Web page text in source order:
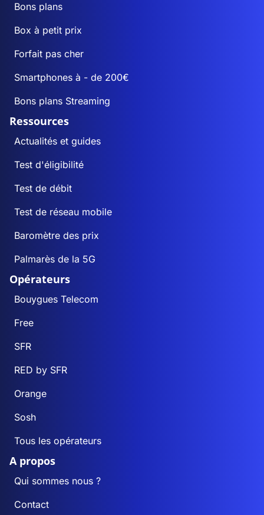
Bons plans
Box à petit prix
Forfait pas cher
Smartphones à - de 200€
Bons plans Streaming
Ressources
Actualités et guides
Test d'éligibilité
Test de débit
Test de réseau mobile
Baromètre des prix
Palmarès de la 5G
Opérateurs
Bouygues Telecom
Free
SFR
RED by SFR
Orange
Sosh
Tous les opérateurs
A propos
Qui sommes nous ?
Contact